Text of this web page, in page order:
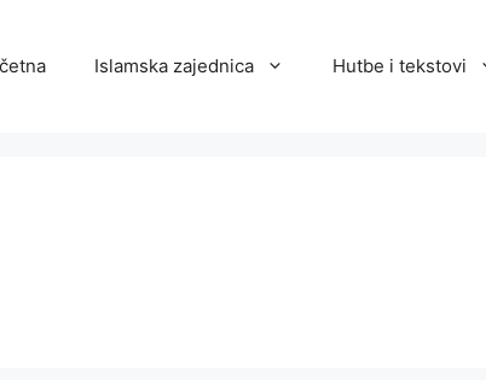
Islamska zajednica Hutbe i tekstovi